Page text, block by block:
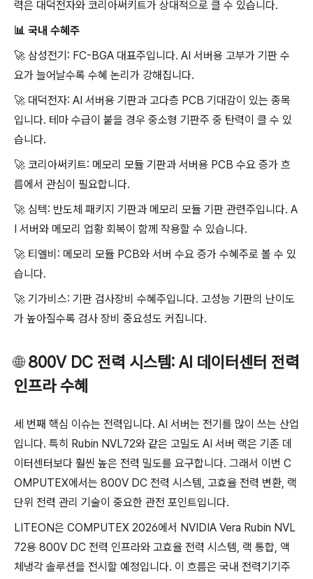
력은 대덕전자와 코리아써키트가 상대적으로 클 수 있습니다.
📊 국내 수혜주
🚀 삼성전기: FC-BGA 대표주입니다. AI 서버용 고부가 기판 수
요가 늘어날수록 수혜 논리가 강해집니다.
🚀 대덕전자: AI 서버용 기판과 고다층 PCB 기대감이 있는 종목
입니다. 테마 수급이 붙을 경우 중소형 기판주 중 탄력이 클 수 있
습니다.
🚀 코리아써키트: 메모리 모듈 기판과 서버용 PCB 수요 증가 흐
름에서 관심이 필요합니다.
🚀 심텍: 반도체 패키지 기판과 메모리 모듈 기판 관련주입니다. A
I 서버와 메모리 업황 회복이 함께 작용할 수 있습니다.
🚀 티엘비: 메모리 모듈 PCB와 서버 수요 증가 수혜주로 볼 수 있
습니다.
🚀 기가비스: 기판 검사장비 수혜주입니다. 고성능 기판의 난이도
가 높아질수록 검사 장비 중요성도 커집니다.
🌐800V DC 전력 시스템: AI 데이터센터 전력
인프라 수혜
세 번째 핵심 이슈는 전력입니다. AI 서버는 전기를 많이 쓰는 산업
입니다. 특히 Rubin NVL72와 같은 고밀도 AI 서버 랙은 기존 데
이터센터보다 훨씬 높은 전력 밀도를 요구합니다. 그래서 이번 C
OMPUTEX에서는 800V DC 전력 시스템, 고효율 전력 변환, 랙
단위 전력 관리 기술이 중요한 관전 포인트입니다.
LITEON은 COMPUTEX 2026에서 NVIDIA Vera Rubin NVL
72용 800V DC 전력 인프라와 고효율 전력 시스템, 랙 통합, 액
체냉각 솔루션을 전시할 예정입니다. 이 흐름은 국내 전력기기주